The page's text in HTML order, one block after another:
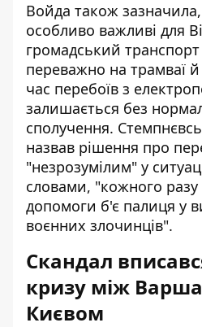
Войда також
особливо важливі для
громадський
переважно на трамваї
час перебоїв з
залишається без
сполучення.
назвав рішення про
"незрозумілим" у
словами, "кожного разу
допомоги б'є палиця у
воєнних злочинців".
Скандал
кризу між
Києвом